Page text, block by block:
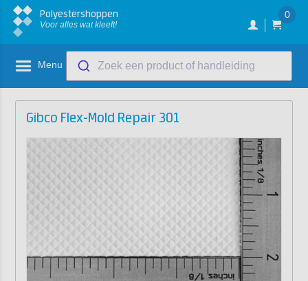
Polyestershoppen
Voor alles wat kleeft!
0
Menu Zoek een product of handleiding
Gibco Flex-Mold Repair 301